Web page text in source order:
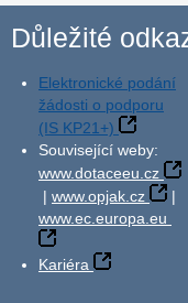
Důležité
Elektronické podání
žádosti o podporu
(IS KP21+)
Související weby:
www.dotaceeu.cz
| www.opjak.cz
|
www.ec.europa.eu
Kariéra